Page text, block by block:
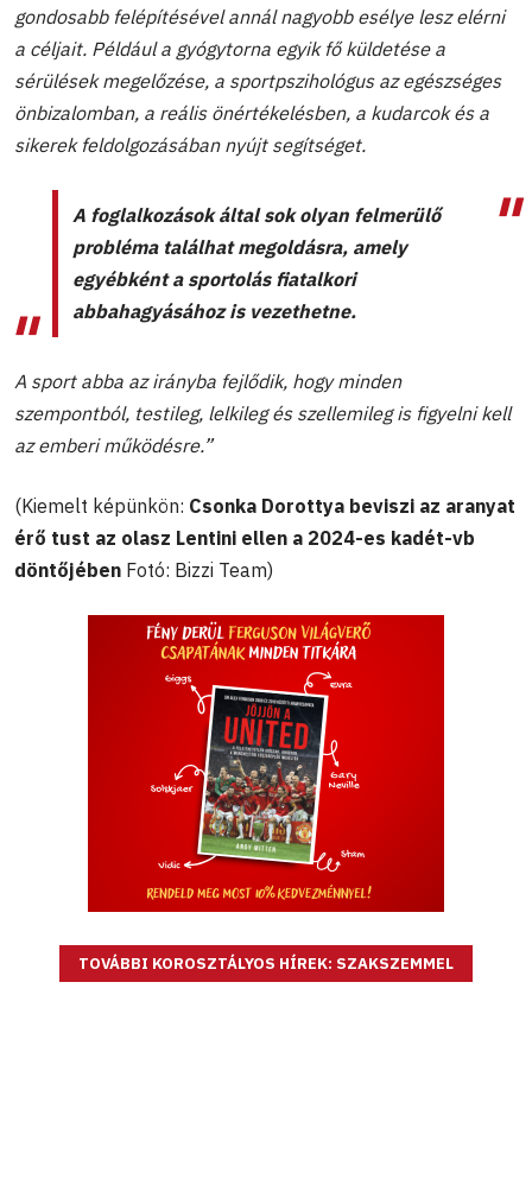
gondosabb felépítésével annál nagyobb esélye lesz elérni
a céljait. Például a gyógytorna egyik fő küldetése a
sérülések megelőzése, a sportpszihológus az egészséges
önbizalomban, a reális önértékelésben, a kudarcok és a
sikerek feldolgozásában nyújt segítséget.
A foglalkozások által sok olyan felmerülő
probléma találhat megoldásra, amely
egyébként a sportolás fiatalkori
abbahagyásához is vezethetne.
A sport abba az irányba fejlődik, hogy minden
szempontból, testileg, lelkileg és szellemileg is figyelni kell
az emberi működésre.”
(Kiemelt képünkön: Csonka Dorottya beviszi az aranyat
érő tust az olasz Lentini ellen a 2024-es kadét-vb
döntőjében Fotó: Bizzi Team)
TOVÁBBI KOROSZTÁLYOS HÍREK: SZAKSZEMMEL